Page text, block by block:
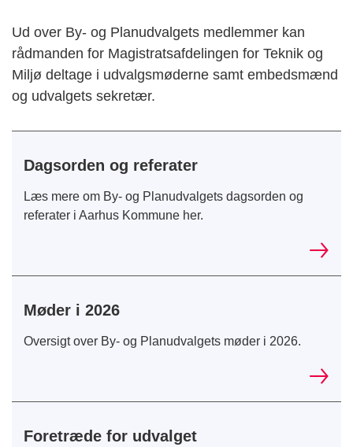
Ud over By- og Planudvalgets medlemmer kan
rådmanden for Magistratsafdelingen for Teknik og
Miljø deltage i udvalgsmøderne samt embedsmænd
og udvalgets sekretær.
Dagsorden og referater
Læs mere om By- og Planudvalgets dagsorden og
referater i Aarhus Kommune her.
Møder i 2026
Oversigt over By- og Planudvalgets møder i 2026.
Foretræde for udvalget